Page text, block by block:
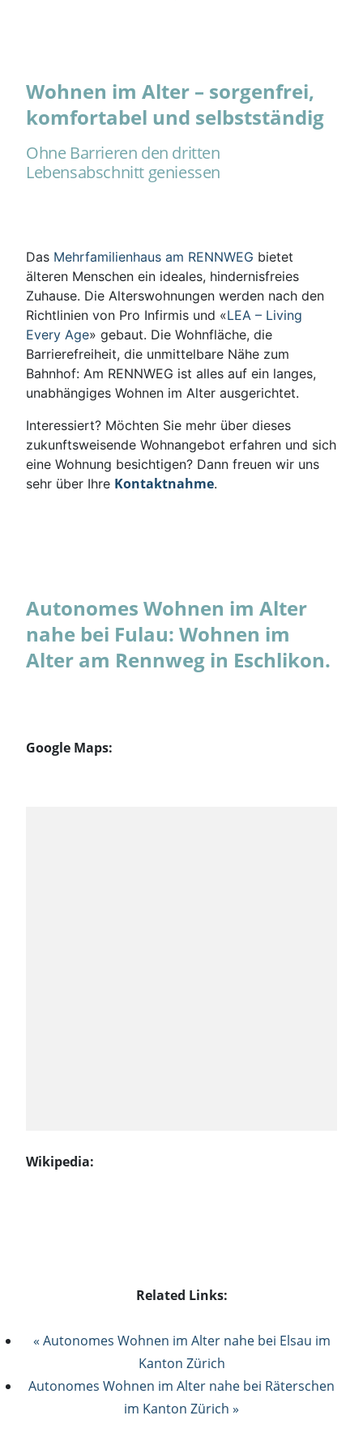
Wohnen im Alter – sorgenfrei,
komfortabel und selbstständig
Ohne Barrieren den dritten
Lebensabschnitt geniessen
Das Mehrfamilienhaus am RENNWEG bietet
älteren Menschen ein ideales, hindernisfreies
Zuhause. Die Alterswohnungen werden nach den
Richtlinien von Pro Infirmis und «LEA – Living
Every Age» gebaut. Die Wohnfläche, die
Barrierefreiheit, die unmittelbare Nähe zum
Bahnhof: Am RENNWEG ist alles auf ein langes,
unabhängiges Wohnen im Alter ausgerichtet.
Interessiert? Möchten Sie mehr über dieses
zukunftsweisende Wohnangebot erfahren und sich
eine Wohnung besichtigen? Dann freuen wir uns
sehr über Ihre Kontaktnahme.
Autonomes Wohnen im Alter
nahe bei Fulau: Wohnen im
Alter am Rennweg in Eschlikon.
Google Maps:
Wikipedia:
Related Links:
« Autonomes Wohnen im Alter nahe bei Elsau im
Kanton Zürich
Autonomes Wohnen im Alter nahe bei Räterschen
im Kanton Zürich »